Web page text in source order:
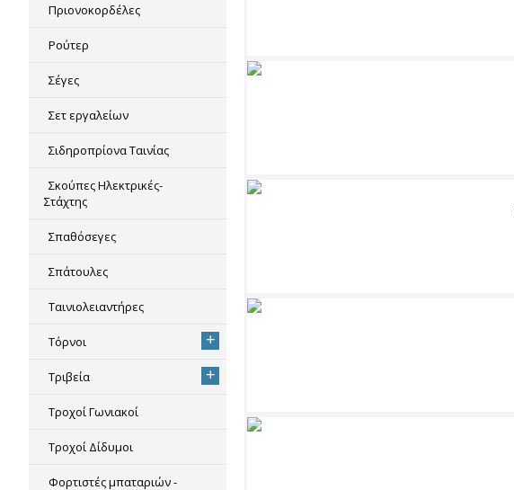
Πριονοκορδέλες
Ρούτερ
Σέγες
Σετ εργαλείων
Σιδηροπρίονα Ταινίας
Σκούπες Ηλεκτρικές-
Στάχτης
Σπαθόσεγες
Σπάτουλες
Ταινιολειαντήρες
Τόρνοι +
Τριβεία +
Τροχοί Γωνιακοί
Τροχοί Δίδυμοι
Φορτιστές μπαταριών -